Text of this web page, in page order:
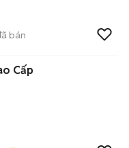
bán
Cấp